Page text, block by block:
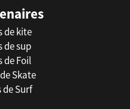
de kite
de sup
de Foil
Skate
de Surf